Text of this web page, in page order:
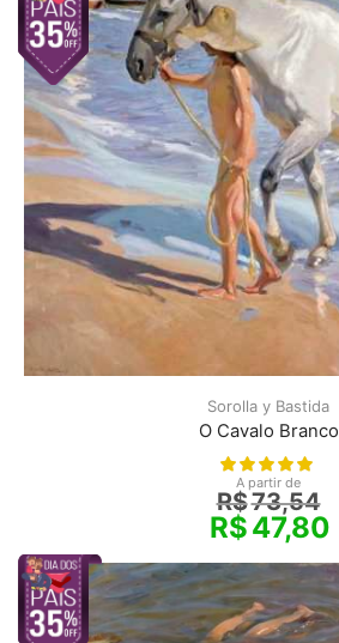
Sorolla y Bastida
O Cavalo Branco
A partir de
R$73,54
R$47,80